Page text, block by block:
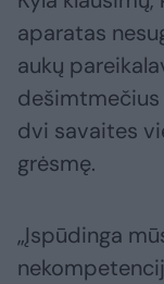
aparatas
aukų
dešimtmečius
dvi savaites
grėsmę.
„Įspūdinga